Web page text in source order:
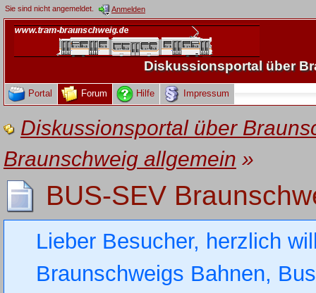
Sie sind nicht angemeldet. Anmelden
Diskussionsportal über
Portal Forum Hilfe Impressum
Diskussionsportal über
Braunschweig allgemein »
BUS-SEV
Lieber Besucher, herzlich
Braunschweigs Bahnen,